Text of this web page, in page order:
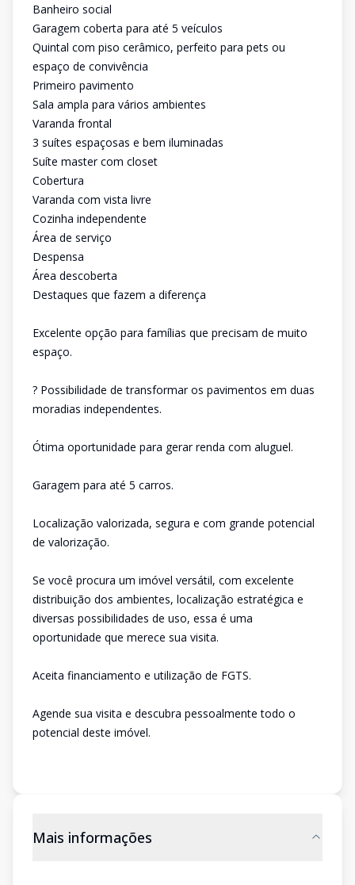
Banheiro social
Garagem coberta para até 5 veículos
Quintal com piso cerâmico, perfeito para pets ou
espaço de convivência
Primeiro pavimento
Sala ampla para vários ambientes
Varanda frontal
3 suítes espaçosas e bem iluminadas
Suíte master com closet
Cobertura
Varanda com vista livre
Cozinha independente
Área de serviço
Despensa
Área descoberta
Destaques que fazem a diferença
Excelente opção para famílias que precisam de muito
espaço.
? Possibilidade de transformar os pavimentos em duas
moradias independentes.
Ótima oportunidade para gerar renda com aluguel.
Garagem para até 5 carros.
Localização valorizada, segura e com grande potencial
de valorização.
Se você procura um imóvel versátil, com excelente
distribuição dos ambientes, localização estratégica e
diversas possibilidades de uso, essa é uma
oportunidade que merece sua visita.
Aceita financiamento e utilização de FGTS.
Agende sua visita e descubra pessoalmente todo o
potencial deste imóvel.
Mais informações